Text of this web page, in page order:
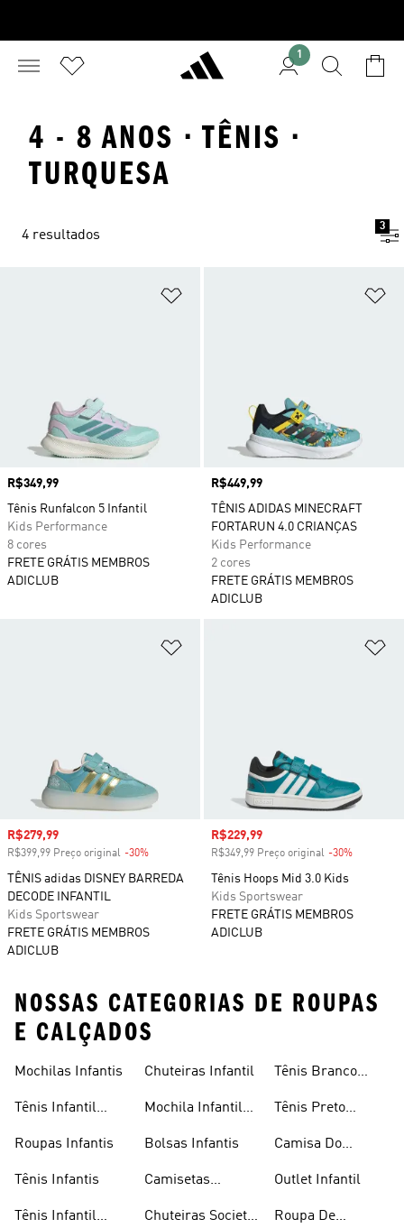
1
4 - 8 ANOS · TÊNIS ·
TURQUESA
4 resultados
3
Preço
R$349,99
Tênis Runfalcon 5 Infantil
Kids Performance
8 cores
FRETE GRÁTIS MEMBROS
ADICLUB
Preço
R$449,99
TÊNIS ADIDAS MINECRAFT
FORTARUN 4.0 CRIANÇAS
Kids Performance
2 cores
FRETE GRÁTIS MEMBROS
ADICLUB
Preço com desconto
R$279,99
R$399,99 Preço original -30%
TÊNIS adidas DISNEY BARREDA
DECODE INFANTIL
Kids Sportswear
FRETE GRÁTIS MEMBROS
ADICLUB
Preço com desconto
R$229,99
R$349,99 Preço original -30%
Tênis Hoops Mid 3.0 Kids
Kids Sportswear
FRETE GRÁTIS MEMBROS
ADICLUB
NOSSAS CATEGORIAS DE ROUPAS
E CALÇADOS
Mochilas Infantis
Tênis Infantil
Roupas Infantis
Tênis Infantis
Tênis Infantil
Chuteiras Infantil
Mochila Infantil
Bolsas Infantis
Camisetas
Chuteiras Society
Tênis Branco
Tênis Preto
Camisa Do
Outlet Infantil
Roupa De